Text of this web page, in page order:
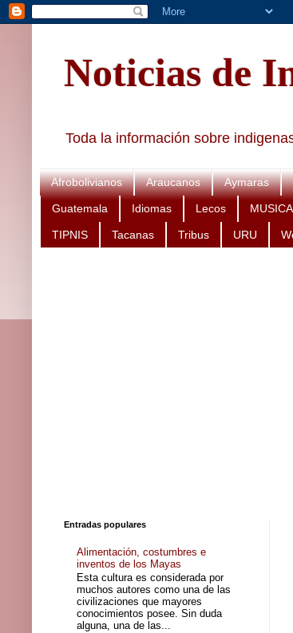
Noticias de
Toda la información sobre
Afrobolivianos Araucanos Aymaras
Guatemala Idiomas Lecos MUSICA
TIPNIS Tacanas Tribus URU
Entradas populares
Alimentación, costumbres e
inventos de los Mayas
Esta cultura es considerada por
muchos autores como una de las
civilizaciones que mayores
conocimientos posee. Sin duda
alguna, una de las...